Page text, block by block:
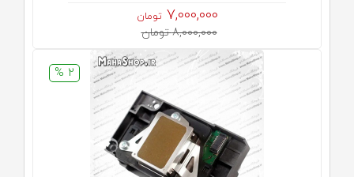
7,000,000 تومان
8,000,000 تومان
2 %